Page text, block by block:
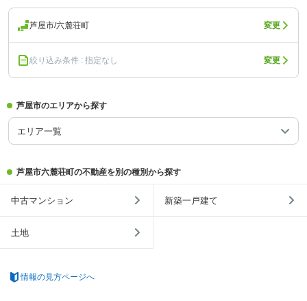
芦屋市/六麓荘町 変更
絞り込み条件 : 指定なし 変更
芦屋市のエリアから探す
エリア一覧
芦屋市六麓荘町の不動産を別の種別から探す
中古マンション 新築一戸建て
土地
情報の見方ページへ